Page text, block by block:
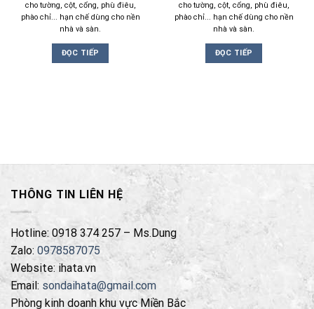
cho tường, cột, cổng, phù điêu,
phào chỉ... hạn chế dùng cho nền
nhà và sàn.
ĐỌC TIẾP
cho tường, cột, cổng, phù điêu,
phào chỉ... hạn chế dùng cho nền
nhà và sàn.
ĐỌC TIẾP
THÔNG TIN LIÊN HỆ
Hotline: 0918 374 257 – Ms.Dung
Zalo: 0978587075
Website: ihata.vn
Email: sondaihata@gmail.com
Phòng kinh doanh khu vực Miền Bắc